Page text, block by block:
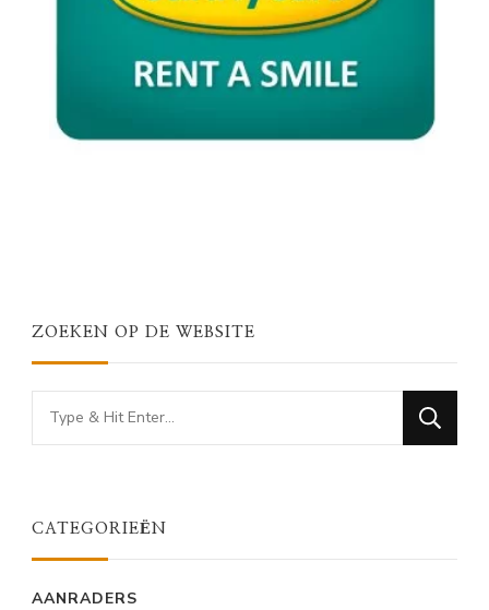
ZOEKEN OP DE WEBSITE
Looking
for
CATEGORIEËN
AANRADERS